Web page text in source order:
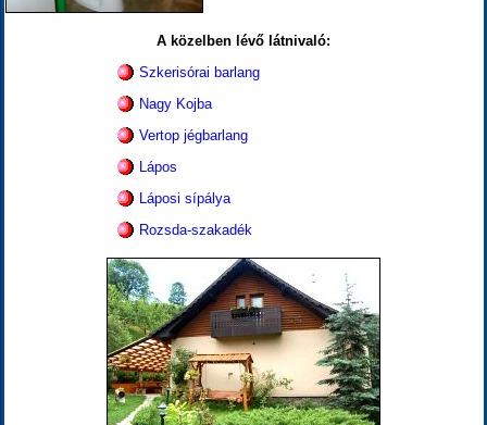
A közelben lévő látnivaló:
Szkerisórai barlang
Nagy Kojba
Vertop jégbarlang
Lápos
Láposi sípálya
Rozsda-szakadék